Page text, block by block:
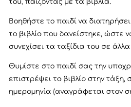
του, παίζοντας με τα βιβλία.
Βοηθήστε το παιδί να
το βιβλίο που δανείστηκε, ώστε
συνεχίσει τα ταξίδια του σε
Θυμίστε στο παιδί σας την
επιστρέψει το βιβλίο στην τάξη,
ημερομηνία (αναγράφεται στον